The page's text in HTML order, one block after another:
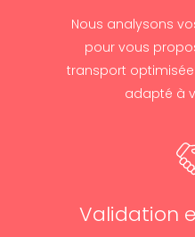
Nous analysons
pour vous
transport
adapté à
Validation